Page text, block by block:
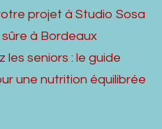
projet à Studio Sosa
sûre à Bordeaux
les seniors : le guide
une nutrition équilibrée